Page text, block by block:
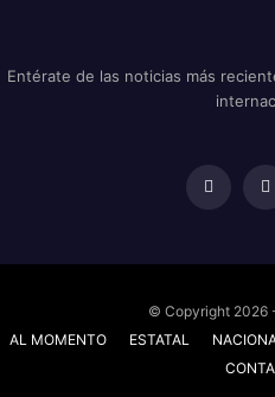
Entérate de las noticias más
© Copyright 2026
AL MOMENTO
ESTATAL